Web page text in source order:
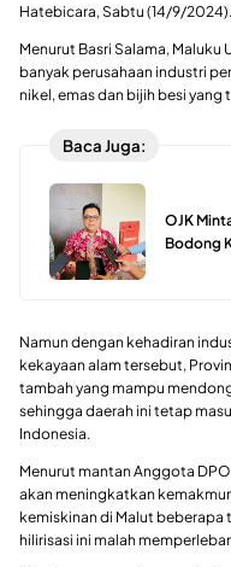
Hatebicara, Sabtu (14/9/2024).
Menurut Basri Salama, Maluku
banyak perusahaan industri
nikel, emas dan bijih besi
Baca Juga:
OJK
Bodong
Namun dengan kehadiran
kekayaan alam tersebut,
tambah yang mampu
sehingga daerah ini tetap
Indonesia.
Menurut mantan Anggota
akan meningkatkan
kemiskinan di Malut beberapa
hilirisasi ini malah